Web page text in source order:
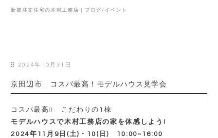
新築注文住宅の木村工務店｜ブログ/イベント
2024年10月31日
京田辺市｜コスパ最高！モデルハウス見学会
コスパ最高!! こだわりの1棟
モデルハウスで木村工務店の家を体感しよう!
2024年11月9日(土)・10(日) 10:00~16:00